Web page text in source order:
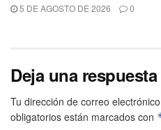
5 DE AGOSTO DE 2026
0
Deja una respuesta
Tu dirección de correo
obligatorios están marcados con